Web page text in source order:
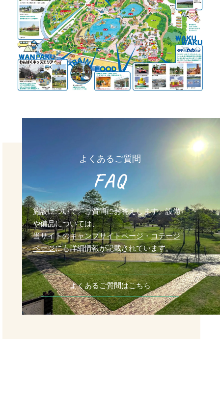
よくあるご質問
FAQ
施設について、ご質問にお答えします。設備
や備品については、
当サイトのキャンプサイトページ ・コテージ
ページにも詳細情報が記載されています。
よくあるご質問はこちら